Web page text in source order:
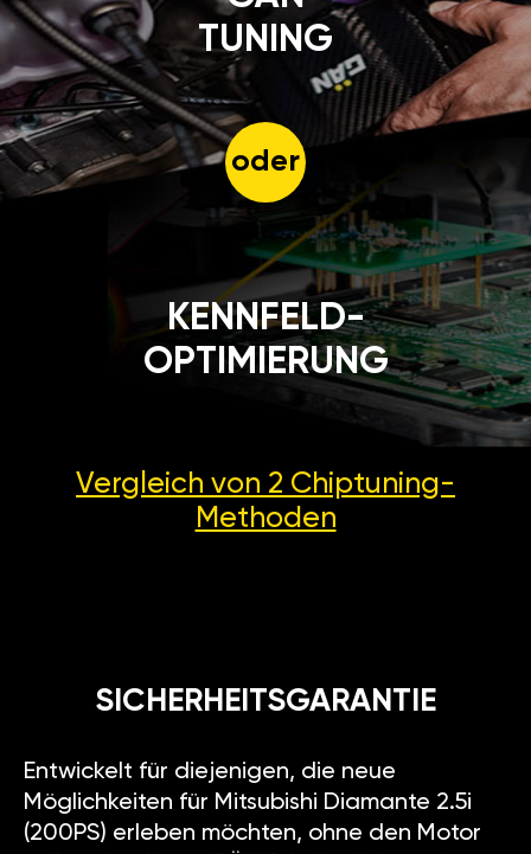
TUNING
oder
KENNFELD-
OPTIMIERUNG
Vergleich von 2 Chiptuning-
Methoden
SICHERHEITSGARANTIE
Entwickelt für diejenigen, die neue
Möglichkeiten für Mitsubishi Diamante 2.5i
(200PS) erleben möchten, ohne den Motor